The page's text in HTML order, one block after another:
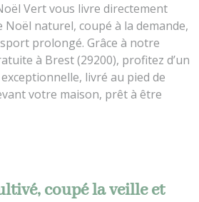
Vert vous livre directement
Noël naturel, coupé à la demande,
prolongé. Grâce à notre
à Brest (29200), profitez d’un
livré au pied de
votre maison, prêt à être
coupé la veille et